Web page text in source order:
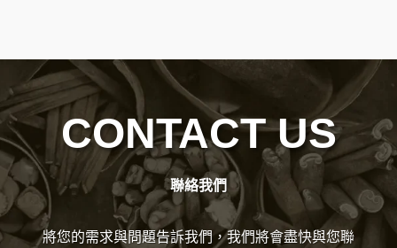
CONTACT US
聯絡我們
將您的需求與問題告訴我們，我們將會盡快與您聯